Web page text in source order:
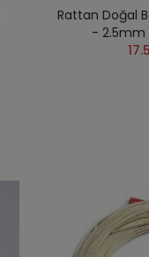
Rattan Doğal
- 2.5mm